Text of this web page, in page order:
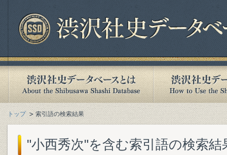
トップ 索引語の検索結果
"小西秀次"を含む索引語の検索結